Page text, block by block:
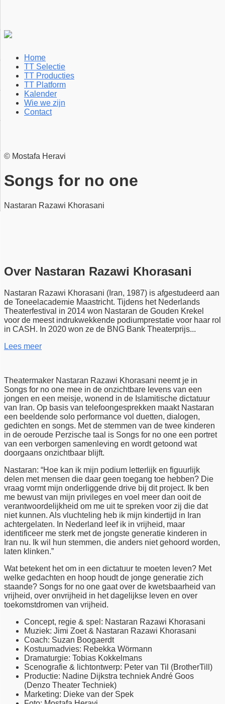
Home
TT Selectie
TT Producties
TT Platform
Kalender
Wie we zijn
Contact
© Mostafa Heravi
Songs for no one
Nastaran Razawi Khorasani
Over Nastaran Razawi Khorasani
Nastaran Razawi Khorasani (Iran, 1987) is afgestudeerd aan
de Toneelacademie Maastricht. Tijdens het Nederlands
Theaterfestival in 2014 won Nastaran de Gouden Krekel
voor de meest indrukwekkende podiumprestatie voor haar rol
in CASH. In 2020 won ze de BNG Bank Theaterprijs...
Lees meer
Theatermaker Nastaran Razawi Khorasani neemt je in
Songs for no one mee in de onzichtbare levens van een
jongen en een meisje, wonend in de Islamitische dictatuur
van Iran. Op basis van telefoongesprekken maakt Nastaran
een beeldende solo performance vol duetten, dialogen,
gedichten en songs. Met de stemmen van de twee kinderen
in de oeroude Perzische taal is Songs for no one een portret
van een verborgen samenleving en wordt getoond wat
doorgaans onzichtbaar blijft.
Nastaran: “Hoe kan ik mijn podium letterlijk en figuurlijk
delen met mensen die daar geen toegang toe hebben? Die
vraag vormt mijn onderliggende drive bij dit project. Ik ben
me bewust van mijn privileges en voel meer dan ooit de
verantwoordelijkheid om me uit te spreken voor zij die dat
niet kunnen. Als vluchteling heb ik mijn kindertijd in Iran
achtergelaten. In Nederland leef ik in vrijheid, maar
identificeer me sterk met de jongste generatie kinderen in
Iran nu. Ik wil hun stemmen, die anders niet gehoord worden,
laten klinken.”
Wat betekent het om in een dictatuur te moeten leven? Met
welke gedachten en hoop houdt de jonge generatie zich
staande? Songs for no one gaat over de kwetsbaarheid van
vrijheid, over onvrijheid in het dagelijkse leven en over
toekomstdromen van vrijheid.
Concept, regie & spel: Nastaran Razawi Khorasani
Muziek: Jimi Zoet & Nastaran Razawi Khorasani
Coach: Suzan Boogaerdt
Kostuumadvies: Rebekka Wörmann
Dramaturgie: Tobias Kokkelmans
Scenografie & lichtontwerp: Peter van Til (BrotherTill)
Productie: Nadine Dijkstra techniek André Goos
(Denzo Theater Techniek)
Marketing: Dieke van der Spek